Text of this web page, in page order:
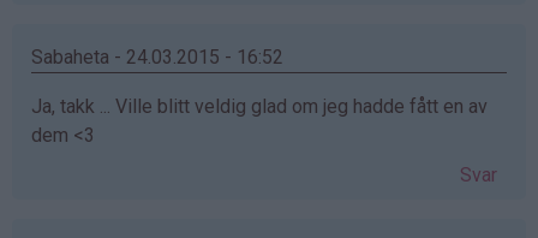
Sabaheta - 24.03.2015 - 16:52
Ja, takk ... Ville blitt veldig glad om jeg hadde fått en av
dem <3
Svar